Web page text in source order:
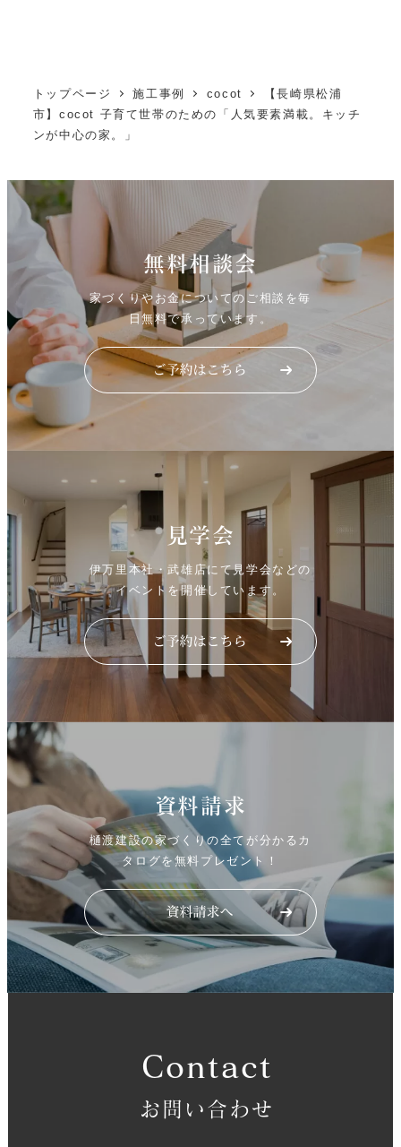
トップページ 施工事例 cocot
【長崎県松浦
市】cocot 子育て世帯のための「人気要素満載。キッチ
ンが中心の家。」
無料相談会
家づくりやお金についてのご相談を毎
日無料で承っています。
見学会
伊万里本社・武雄店にて見学会などの
イベントを開催しています。
資料請求
樋渡建設の家づくりの全てが分かるカ
タログを無料プレゼント！
Contact
お問い合わせ